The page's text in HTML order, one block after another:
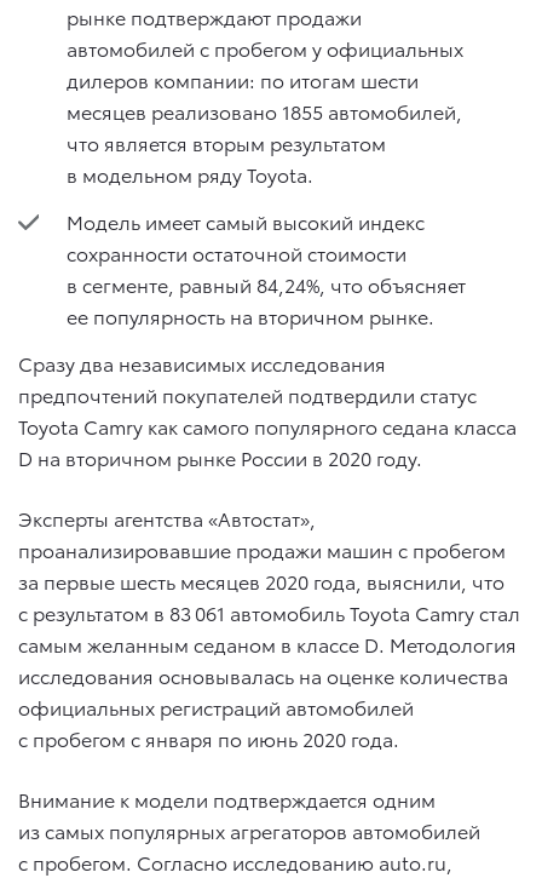
рынке подтверждают продажи
автомобилей с пробегом у официальных
дилеров компании: по итогам шести
месяцев реализовано 1855 автомобилей,
что является вторым результатом
в модельном ряду Toyota.
Модель имеет самый высокий индекс
сохранности остаточной стоимости
в сегменте, равный 84,24%, что объясняет
ее популярность на вторичном рынке.
Сразу два независимых исследования
предпочтений покупателей подтвердили статус
Toyota Camry как самого популярного седана класса
D на вторичном рынке России в 2020 году.
Эксперты агентства «Автостат»,
проанализировавшие продажи машин с пробегом
за первые шесть месяцев 2020 года, выяснили, что
с результатом в 83 061 автомобиль Toyota Camry стал
самым желанным седаном в классе D. Методология
исследования основывалась на оценке количества
официальных регистраций автомобилей
с пробегом с января по июнь 2020 года.
Внимание к модели подтверждается одним
из самых популярных агрегаторов автомобилей
с пробегом. Согласно исследованию auto.ru,